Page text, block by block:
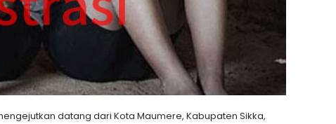
mengejutkan datang dari Kota Maumere, Kabupaten Sikka,